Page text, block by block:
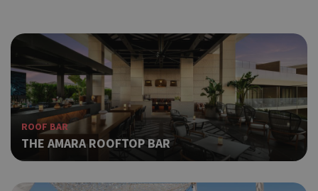
ROOF BAR
THE AMARA ROOFTOP BAR